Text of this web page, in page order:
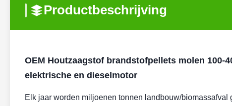
Productbeschrijving
OEM Houtzaagstof brandstofpellets molen 100-
elektrische en dieselmotor
Elk jaar worden miljoenen tonnen landbouw/